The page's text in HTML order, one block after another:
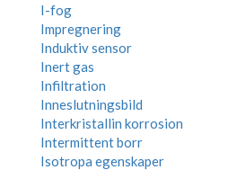
I-fog
Impregnering
Induktiv sensor
Inert gas
Infiltration
Inneslutningsbild
Interkristallin korrosion
Intermittent borr
Isotropa egenskaper